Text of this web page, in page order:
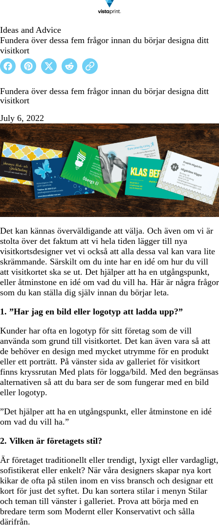
Ideas and Advice
Fundera över dessa fem frågor innan du börjar designa ditt
visitkort
Fundera över dessa fem frågor innan du börjar designa ditt
visitkort
July 6, 2022
Det kan kännas överväldigande att välja. Och även om vi är
stolta över det faktum att vi hela tiden lägger till nya
visitkortsdesigner vet vi också att alla dessa val kan vara lite
skrämmande. Särskilt om du inte har en idé om hur du vill
att visitkortet ska se ut. Det hjälper att ha en utgångspunkt,
eller åtminstone en idé om vad du vill ha. Här är några frågor
som du kan ställa dig själv innan du börjar leta.
1. ”Har jag en bild eller logotyp att ladda upp?”
Kunder har ofta en logotyp för sitt företag som de vill
använda som grund till visitkortet. Det kan även vara så att
de behöver en design med mycket utrymme för en produkt
eller ett porträtt. På vänster sida av galleriet för visitkort
finns kryssrutan Med plats för logga/bild. Med den begränsas
alternativen så att du bara ser de som fungerar med en bild
eller logotyp.
”Det hjälper att ha en utgångspunkt, eller åtminstone en idé
om vad du vill ha.”
2. Vilken är företagets stil?
Är företaget traditionellt eller trendigt, lyxigt eller vardagligt,
sofistikerat eller enkelt? När våra designers skapar nya kort
kikar de ofta på stilen inom en viss bransch och designar ett
kort för just det syftet. Du kan sortera stilar i menyn Stilar
och teman till vänster i galleriet. Prova att börja med en
bredare term som Modernt eller Konservativt och sålla
därifrån.